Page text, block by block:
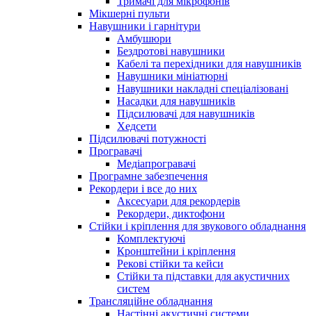
Мікшерні пульти
Навушники і гарнітури
Амбушюри
Бездротові навушники
Кабелі та перехідники для навушників
Навушники мініатюрні
Навушники накладні спеціалізовані
Насадки для навушників
Підсилювачі для навушників
Хедсети
Підсилювачі потужності
Програвачі
Медіапрогравачі
Програмне забезпечення
Рекордери і все до них
Аксесуари для рекордерів
Рекордери, диктофони
Стійки і кріплення для звукового обладнання
Комплектуючі
Кронштейни і кріплення
Рекові стійки та кейси
Стійки та підставки для акустичних
систем
Трансляційне обладнання
Настінні акустичні системи